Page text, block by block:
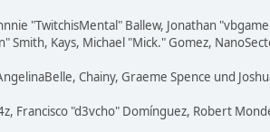
"TwitchisMental" Ballew, Jonathan
Smith, Kays, Michael "Mick." Gomez,
Chainy, Graeme Spence und
Francisco "d3vcho" Domínguez, Robert